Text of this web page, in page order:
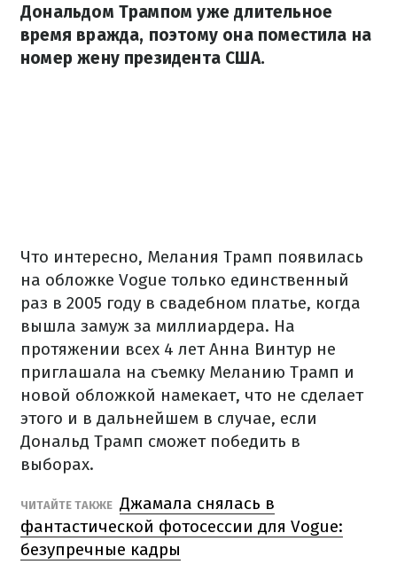
Дональдом Трампом уже длительное
время вражда, поэтому она поместила на
номер жену президента США.
Что интересно, Мелания Трамп появилась
на обложке Vogue только единственный
раз в 2005 году в свадебном платье, когда
вышла замуж за миллиардера. На
протяжении всех 4 лет Анна Винтур не
приглашала на съемку Меланию Трамп и
новой обложкой намекает, что не сделает
этого и в дальнейшем в случае, если
Дональд Трамп сможет победить в
выборах.
ЧИТАЙТЕ ТАКЖЕ Джамала снялась в
фантастической фотосессии для Vogue:
безупречные кадры